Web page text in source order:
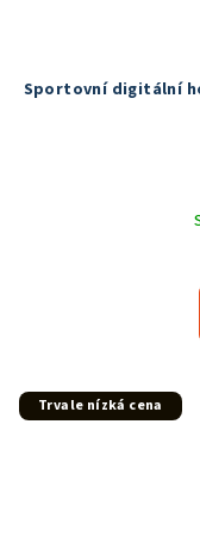
Sportovní digitální
Trvale nízká cena